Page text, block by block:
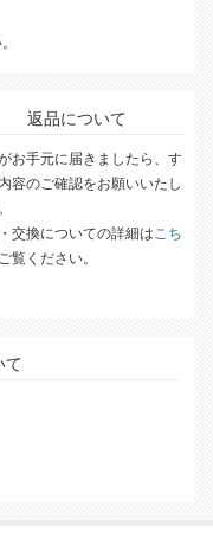
返品について
お手元に届きましたら、す
容のご確認をお願いいたし
交換についての詳細はこち
覧ください。
て